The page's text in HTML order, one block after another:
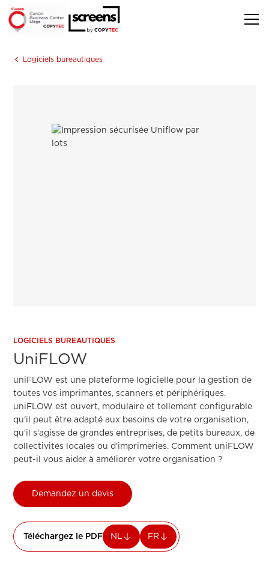
Logiciels bureautiques
LOGICIELS BUREAUTIQUES
UniFLOW
uniFLOW est une plateforme logicielle pour la gestion de
toutes vos imprimantes, scanners et périphériques.
uniFLOW est ouvert, modulaire et tellement configurable
qu'il peut être adapté aux besoins de votre organisation,
qu'il s'agisse de grandes entreprises, de petits bureaux, de
collectivités locales ou d'imprimeries. Comment uniFLOW
peut-il vous aider à améliorer votre organisation ?
Demandez un devis
Téléchargez le PDF NL FR